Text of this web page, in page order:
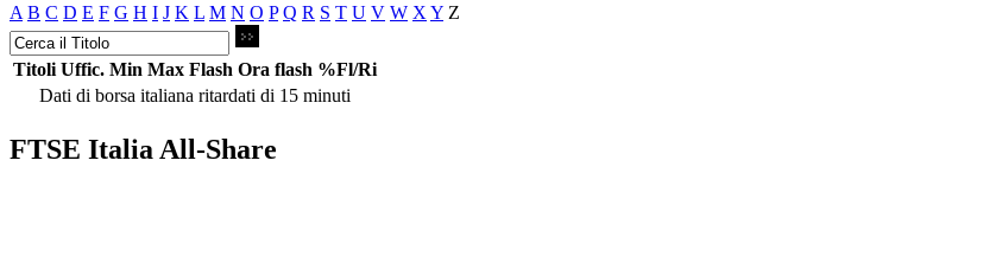
A B C D E F G H I J K L M N O P Q R S T U V W X Y Z
Titoli Uffic. Min Max Flash Ora flash %Fl/Ri
Dati di borsa italiana ritardati di 15 minuti
FTSE Italia All-Share